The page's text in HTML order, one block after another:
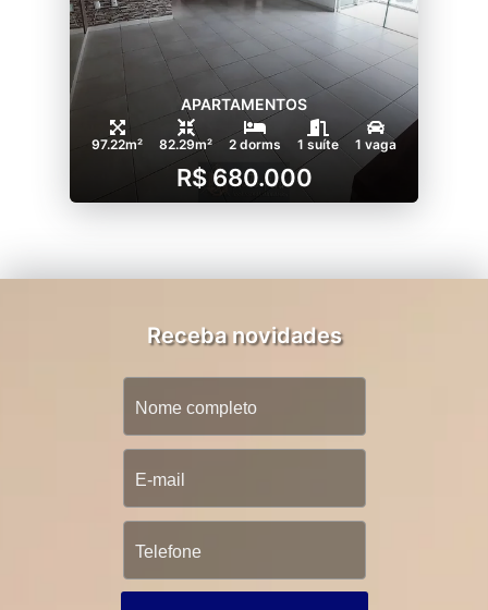
APARTAMENTOS
97.22m² 82.29m² 2 dorms 1 suíte 1 vaga
R$ 680.000
Receba novidades